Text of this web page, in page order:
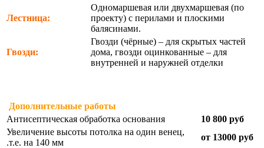
Лестница:
Одномаршевая или двухмаршевая (по
проекту) с перилами и плоскими
балясинами.
Гвозди:
Гвозди (чёрные) – для скрытых частей
дома, гвозди оцинкованные – для
внутренней и наружней отделки
Дополнительные работы
Антисептическая обработка основания
10 800 руб
Увеличение высоты потолка на один венец,
.т.е. на 140 мм
от 13000 руб